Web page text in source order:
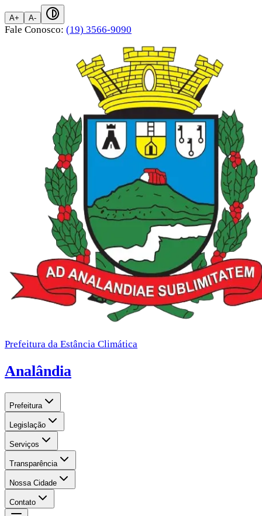
A+ A-
Fale Conosco: (19) 3566-9090
Prefeitura da Estância Climática
Analândia
Prefeitura
Legislação
Serviços
Transparência
Nossa Cidade
Contato